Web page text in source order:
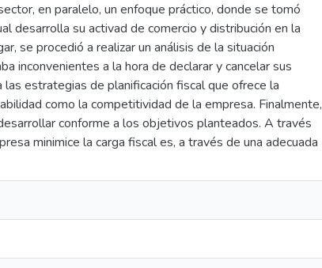
en paralelo, un enfoque práctico, donde se tomó
desarrolla su activad de comercio y distribución en la
se procedió a realizar un análisis de la situación
inconvenientes a la hora de declarar y cancelar sus
estrategias de planificación fiscal que ofrece la
como la competitividad de la empresa. Finalmente,
conforme a los objetivos planteados. A través
minimice la carga fiscal es, a través de una adecuada